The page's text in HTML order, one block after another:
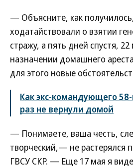
— Объясните, как
ходатайствовали о взятии
стражу, а пять дней спустя,
назначении домашнего
для этого новые
Как экс-командующего
раз не вернули домой
— Понимаете, ваша честь,
творческий,— не растерялся
ГВСУ СКР. — Еще 17 мая я